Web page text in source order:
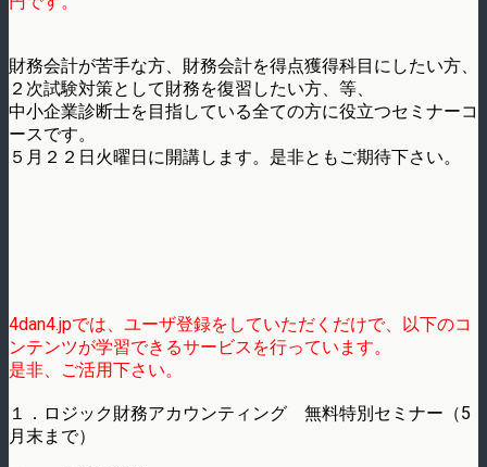
財務会計が苦手な方、財務会計を得点獲得科目にしたい方、
２次試験対策として財務を復習したい方、等、
中小企業診断士を目指している全ての方に役立つセミナーコ
ースです。
５月２２日火曜日に開講します。是非ともご期待下さい。
4dan4.jpでは、ユーザ登録をしていただくだけで、以下のコ
ンテンツが学習できるサービスを行っています。
是非、ご活用下さい。
１．ロジック財務アカウンティング 無料特別セミナー（5
月末まで）